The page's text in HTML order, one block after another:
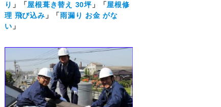
り 」「屋根葺き替え 30坪」「屋根修
理 飛び込み 」「雨漏り お金 がな
い 」